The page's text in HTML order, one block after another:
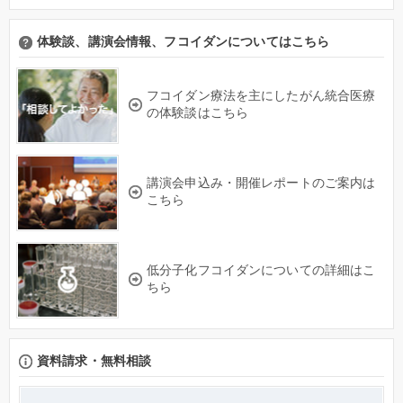
体験談、講演会情報、フコイダンについてはこちら
フコイダン療法を主にしたがん統合医療
の体験談はこちら
講演会申込み・開催レポートのご案内は
こちら
低分子化フコイダンについての詳細はこ
ちら
資料請求・無料相談